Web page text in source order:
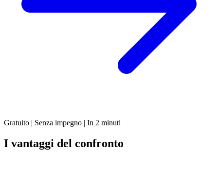
Gratuito | Senza impegno | In 2 minuti
I vantaggi del confronto